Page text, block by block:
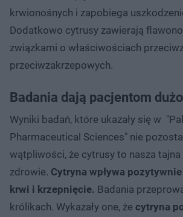
krwionośnych i zapobiega
Dodatkowo cytrusy zawierają
związkami o właściwościach
przeciwzakrzepowych.
Badania dają pacjentom
Wyniki badań, które ukazały się w
Pharmaceutical Sciences" nie
wątpliwości, że cytrusy to nasza
zdrowie. Cytryna wpływa
krwi i krzepnięcie. Badania
królikach. Wykazały one, że cytryna